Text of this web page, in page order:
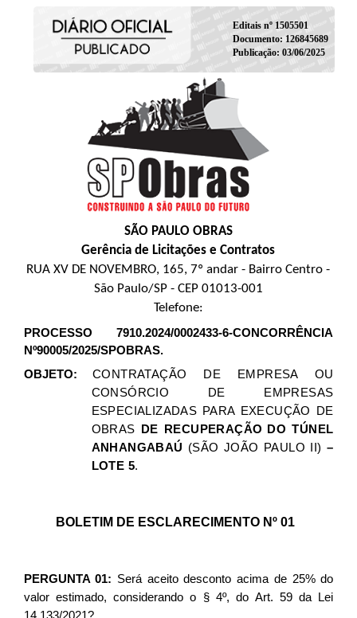
Editais nº 1505501
Documento: 126845689
Publicação: 03/06/2025
SÃO PAULO OBRAS
Gerência de Licitações e Contratos
RUA XV DE NOVEMBRO, 165, 7º andar - Bairro Centro -
São Paulo/SP - CEP 01013-001
Telefone:
PROCESSO 7910.2024/0002433-6-CONCORRÊNCIA
Nº90005/2025/SPOBRAS.
OBJETO:
CONTRATAÇÃO DE EMPRESA OU
CONSÓRCIO DE EMPRESAS
ESPECIALIZADAS PARA EXECUÇÃO DE
OBRAS DE RECUPERAÇÃO DO TÚNEL
ANHANGABAÚ (SÃO JOÃO PAULO II) –
LOTE 5.
BOLETIM DE ESCLARECIMENTO Nº 01
PERGUNTA 01: Será aceito desconto acima de 25% do
valor estimado, considerando o § 4º, do Art. 59 da Lei
14.133/2021?